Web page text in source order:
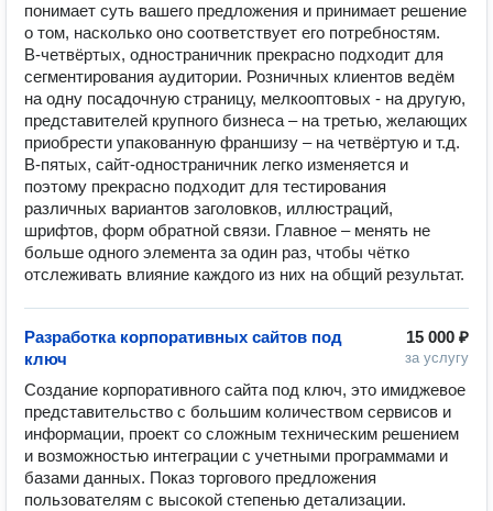
понимает суть вашего предложения и принимает решение
о том, насколько оно соответствует его потребностям.
В-четвёртых, одностраничник прекрасно подходит для
сегментирования аудитории. Розничных клиентов ведём
на одну посадочную страницу, мелкооптовых - на другую,
представителей крупного бизнеса – на третью, желающих
приобрести упакованную франшизу – на четвёртую и т.д.
В-пятых, сайт-одностраничник легко изменяется и
поэтому прекрасно подходит для тестирования
различных вариантов заголовков, иллюстраций,
шрифтов, форм обратной связи. Главное – менять не
больше одного элемента за один раз, чтобы чётко
отслеживать влияние каждого из них на общий результат.
15 000 ₽
за услугу
Разработка корпоративных сайтов под
ключ
Создание корпоративного сайта под ключ, это имиджевое
представительство с большим количеством сервисов и
информации, проект со сложным техническим решением
и возможностью интеграции с учетными программами и
базами данных. Показ торгового предложения
пользователям с высокой степенью детализации.